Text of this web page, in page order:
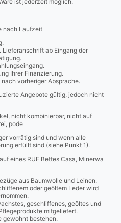
nach Laufzeit
Lieferanschrift ab Eingang der
Ihrer Finanzierung.
vorheriger Absprache.
Angebote gültig, jedoch nicht
nicht kombinierbar, nicht auf
pode
vorrätig sind und wenn alle
erfüllt sind (siehe Punkt 1).
eines RUF Bettes Casa, Minerwa
aus Baumwolle und Leinen.
oder geöltem Leder wird
geschliffenes, geöltes und
mitgeliefert.
gewohnt bestehen.